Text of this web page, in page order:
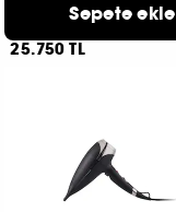
Duet Blowdry
25.750 TL
Sepete ekle